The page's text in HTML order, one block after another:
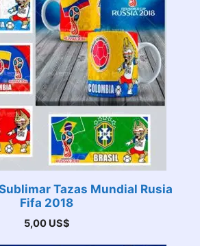
Tazas Mundial Rusia
Fifa 2018
5,00 US$